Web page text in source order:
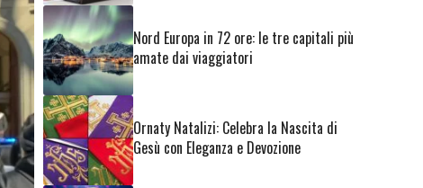
Nord Europa in 72 ore: le tre capitali più
amate dai viaggiatori
Ornaty Natalizi: Celebra la Nascita di
Gesù con Eleganza e Devozione